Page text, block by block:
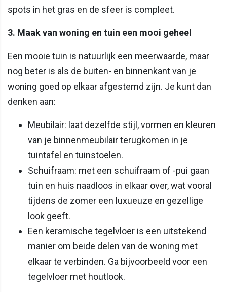
spots in het gras en de sfeer is compleet.
3. Maak van woning en tuin een mooi geheel
Een mooie tuin is natuurlijk een meerwaarde, maar
nog beter is als de buiten- en binnenkant van je
woning goed op elkaar afgestemd zijn. Je kunt dan
denken aan:
Meubilair: laat dezelfde stijl, vormen en kleuren
van je binnenmeubilair terugkomen in je
tuintafel en tuinstoelen.
Schuifraam: met een schuifraam of -pui gaan
tuin en huis naadloos in elkaar over, wat vooral
tijdens de zomer een luxueuze en gezellige
look geeft.
Een keramische tegelvloer is een uitstekend
manier om beide delen van de woning met
elkaar te verbinden. Ga bijvoorbeeld voor een
tegelvloer met houtlook.